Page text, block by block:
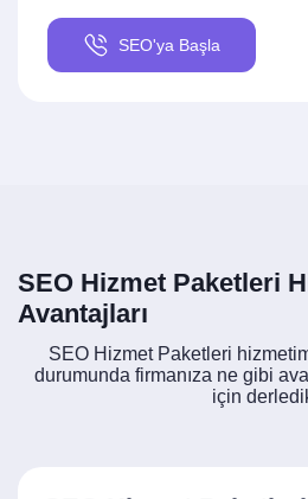
SEO'ya Başla
SEO Hizmet Paketleri
Avantajları
SEO Hizmet Paketleri
durumunda firmanıza ne gibi
için